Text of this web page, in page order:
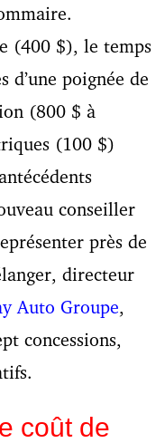
(400 $), le temps
d’une poignée de
(800 $ à
(100 $)
conseiller
près de
directeur
Auto Groupe,
concessions,
coût de